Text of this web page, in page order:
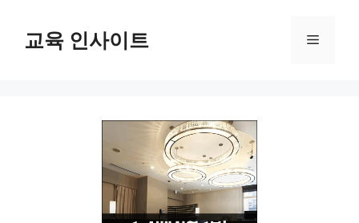
교육 인사이트 메